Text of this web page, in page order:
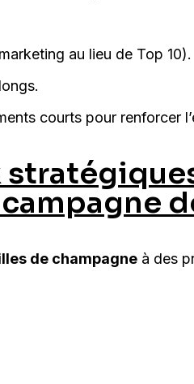
au lieu de Top 10).
courts pour renforcer
de champagne à des